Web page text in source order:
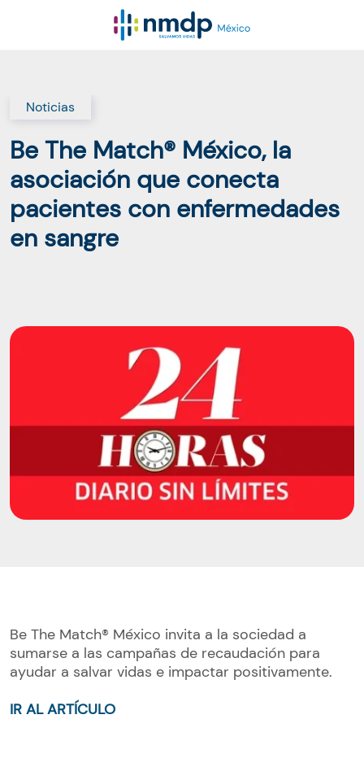
Noticias
Be The Match® México, la
asociación que conecta
pacientes con enfermedades
en sangre
Be The Match® México invita a la sociedad a
sumarse a las campañas de recaudación para
ayudar a salvar vidas e impactar positivamente.
IR AL ARTÍCULO